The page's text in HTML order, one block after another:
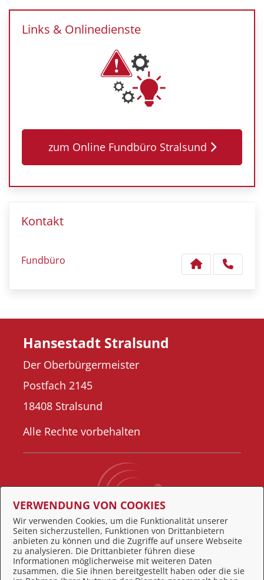
Links & Onlinedienste
zum Online Fundbüro Stralsund
Kontakt
Fundbüro
Behördennummer 115
Hansestadt Stralsund
Der Oberbürgermeister
Postfach 2145
18408 Stralsund
Alle Rechte vorbehalten
Feedback
VERWENDUNG VON COOKIES
Wir verwenden Cookies, um die Funktionalität unserer
Seiten sicherzustellen, Funktionen von Drittanbietern
anbieten zu können und die Zugriffe auf unsere Webseite
zu analysieren. Die Drittanbieter führen diese
Informationen möglicherweise mit weiteren Daten
zusammen, die Sie ihnen bereitgestellt haben oder die sie